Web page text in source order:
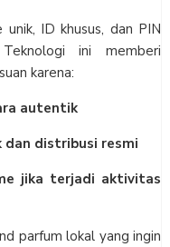
ID khusus, dan PIN
ini memberi
karena:
autentik
dan distribusi resmi
jika terjadi aktivitas
parfum lokal yang ingin